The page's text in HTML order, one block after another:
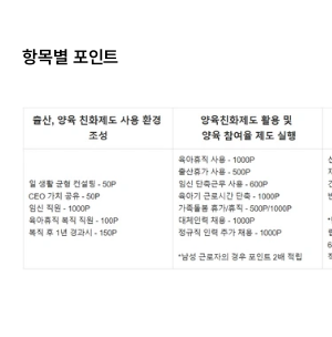
항목별 포인트